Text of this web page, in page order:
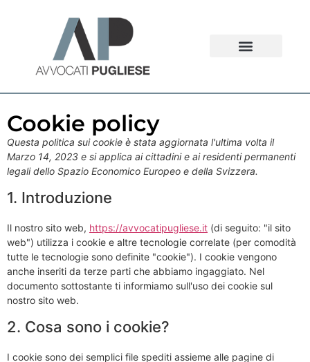
Cookie policy
Questa politica sui cookie è stata aggiornata l'ultima volta il
Marzo 14, 2023 e si applica ai cittadini e ai residenti permanenti
legali dello Spazio Economico Europeo e della Svizzera.
1. Introduzione
Il nostro sito web, https://avvocatipugliese.it (di seguito: "il sito
web") utilizza i cookie e altre tecnologie correlate (per comodità
tutte le tecnologie sono definite "cookie"). I cookie vengono
anche inseriti da terze parti che abbiamo ingaggiato. Nel
documento sottostante ti informiamo sull'uso dei cookie sul
nostro sito web.
2. Cosa sono i cookie?
I cookie sono dei semplici file spediti assieme alle pagine di